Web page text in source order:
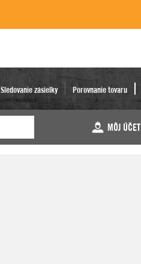
Sledovanie zásielky Porovnanie tovaru
MÔJ ÚČET